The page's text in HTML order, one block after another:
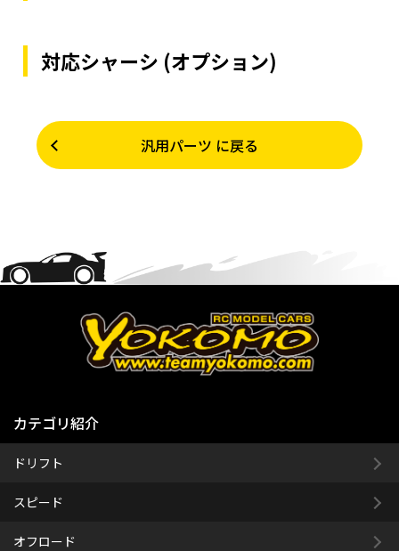
対応シャーシ (オプション)
汎用パーツ に戻る
カテゴリ紹介
ドリフト
スピード
オフロード